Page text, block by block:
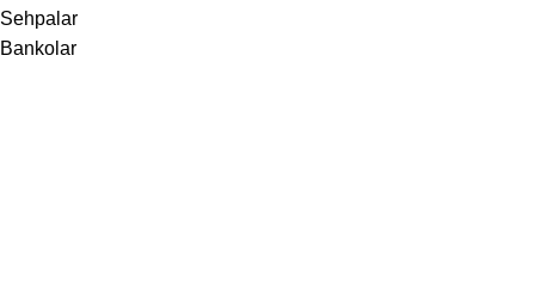
Sehpalar
Bankolar